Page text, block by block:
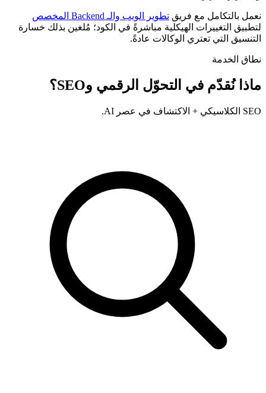
نعمل بالتكامل مع فريق تطوير الويب والـ Backend المخصص
لتطبيق التغييرات الهيكلية مباشرةً في الكود؛ مُلغين بذلك خسارة
التنسيق التي تعتري الوكالات عادةً.
نطاق الخدمة
ماذا نُقدّم في التحوّل الرقمي وSEO؟
SEO الكلاسيكي + الاكتشاف في عصر AI.